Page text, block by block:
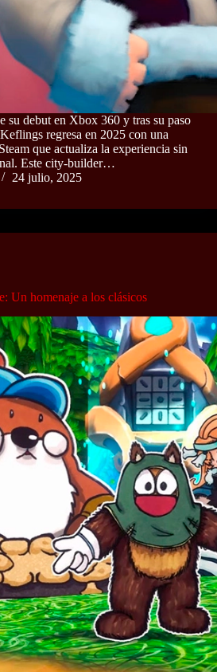
su debut en Xbox 360 y tras su paso
regresa en 2025 con una
que actualiza la experiencia sin
Este city-builder…
24 julio, 2025
Un homenaje a los clásicos